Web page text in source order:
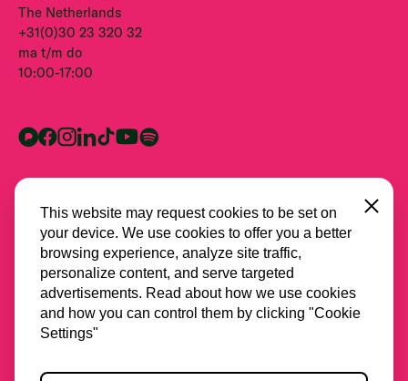
The Netherlands
+31(0)30 23 320 32
ma t/m do
10:00-17:00
Alle partners
This website may request cookies to be set on
your device. We use cookies to offer you a better
browsing experience, analyze site traffic,
personalize content, and serve targeted
advertisements. Read about how we use cookies
and how you can control them by clicking "Cookie
Settings"
Close